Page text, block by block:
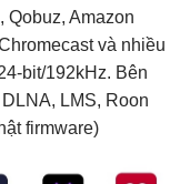
Qobuz, Amazon
và nhiều
bit/192kHz. Bên
LMS, Roon
firmware)